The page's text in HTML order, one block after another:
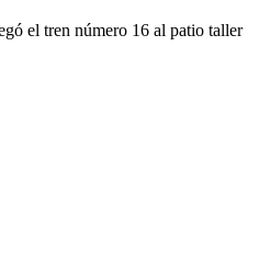
el tren número 16 al patio taller